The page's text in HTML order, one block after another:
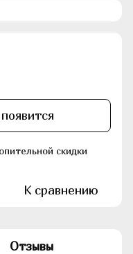
скидки
К сравнению
Отзывы